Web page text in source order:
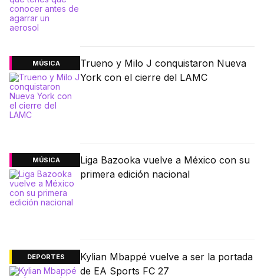
MÚSICA
Trueno y Milo J conquistaron Nueva
York con el cierre del LAMC
MÚSICA
Liga Bazooka vuelve a México con su
primera edición nacional
DEPORTES
Kylian Mbappé vuelve a ser la portada
de EA Sports FC 27